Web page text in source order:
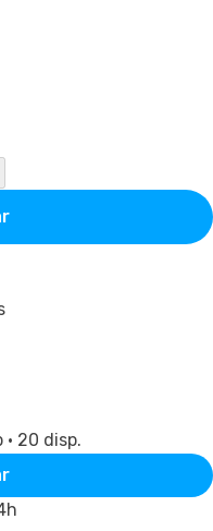
20 disp.